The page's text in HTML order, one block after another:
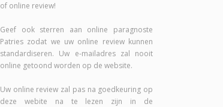
of online review!
Geef ook sterren aan online paragnoste
Patries zodat we uw online review kunnen
standardiseren. Uw e-mailadres zal nooit
online getoond worden op de website.
Uw online review zal pas na goedkeuring op
deze webite na te lezen zijn in de